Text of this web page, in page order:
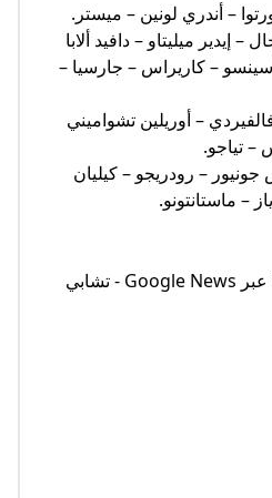
– أندري لونين – ميستر.
إيدير ميليتاو – دافيد ألابا
– كاريراس – جارسيا –
– أوريلين تشواميني
– تياجو.
– رودريجو – كيليان
– ماستانتونو.
تابعوا آخر أخبار القاهرة 24 عبر Google News - تشابي